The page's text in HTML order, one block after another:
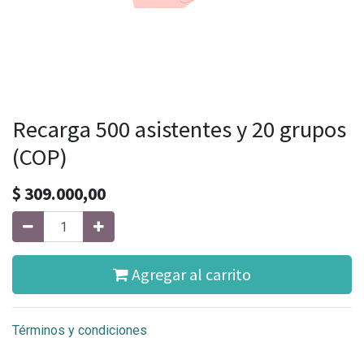
Recarga 500 asistentes y 20 grupos
(COP)
$309.000,00
Agregar al carrito
Términos y condiciones